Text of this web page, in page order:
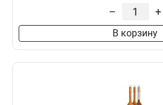
– +
В корзину